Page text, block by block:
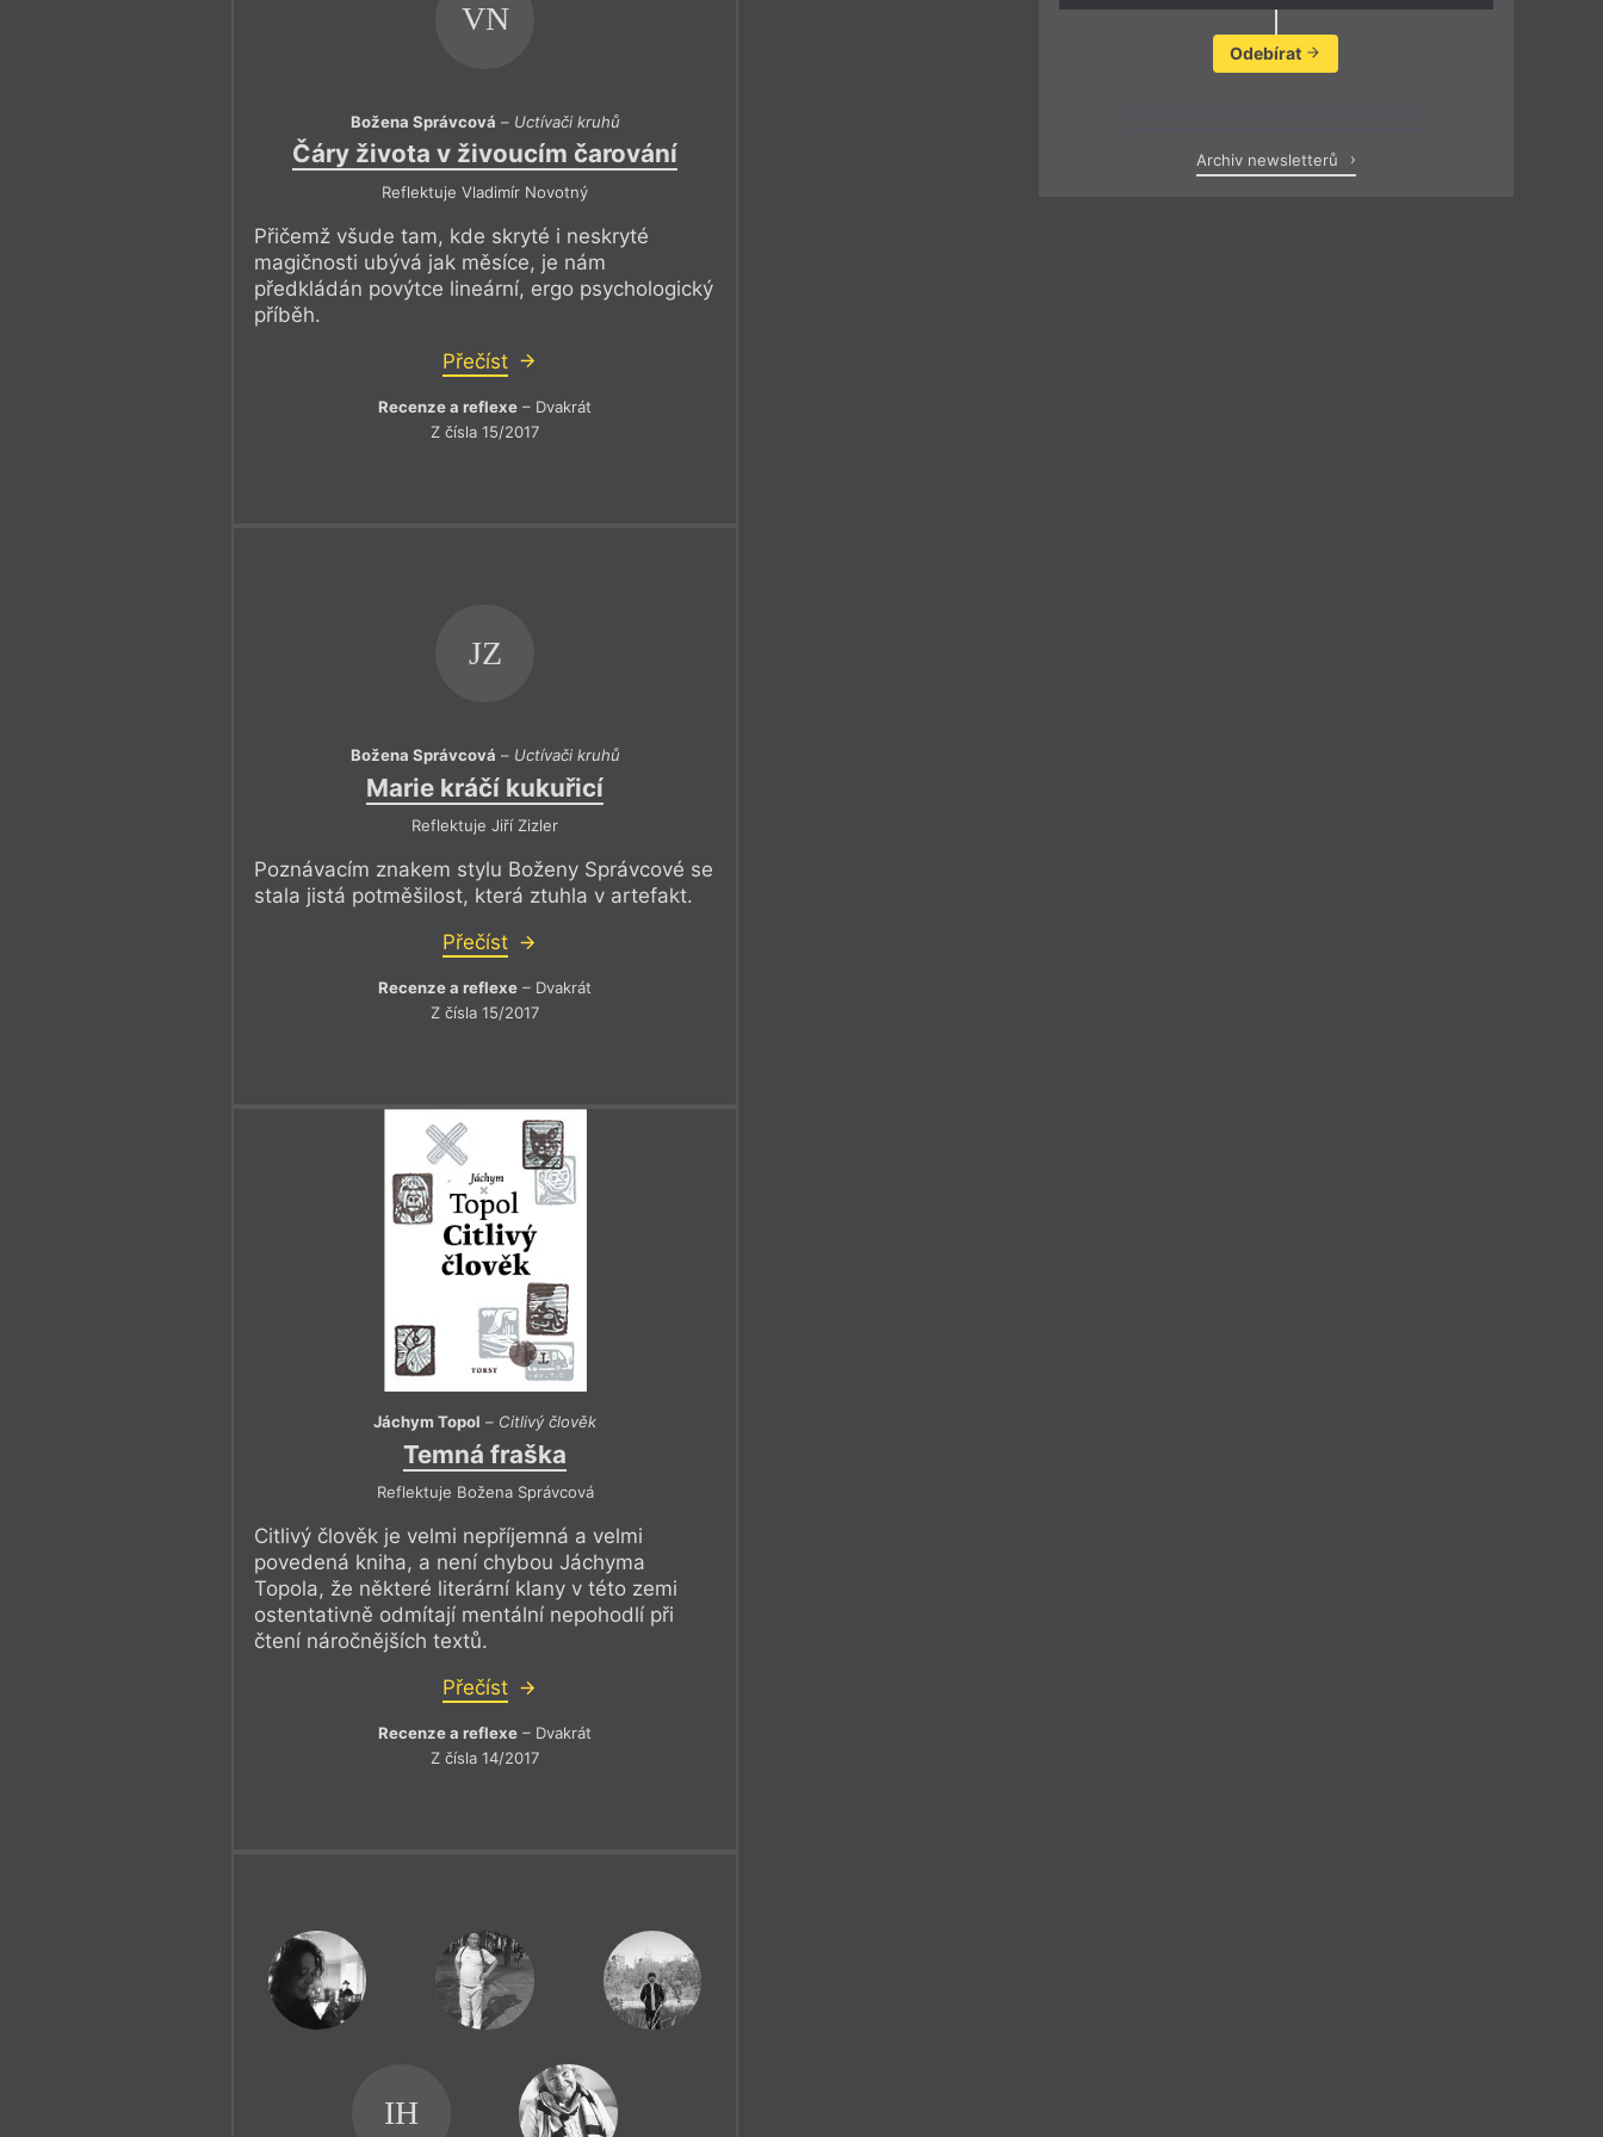
VN
Božena Správcová – Uctívači kruhů
Čáry života v živoucím čarování
Reflektuje Vladimír Novotný
Přičemž všude tam, kde skryté i neskryté
magičnosti ubývá jak měsíce, je nám
předkládán povýtce lineární, ergo psychologický
příběh.
Přečíst
Recenze a reflexe – Dvakrát
Z čísla 15/2017
JZ
Božena Správcová – Uctívači kruhů
Marie kráčí kukuřicí
Reflektuje Jiří Zizler
Poznávacím znakem stylu Boženy Správcové se
stala jistá potměšilost, která ztuhla v artefakt.
Přečíst
Recenze a reflexe – Dvakrát
Z čísla 15/2017
Jáchym Topol – Citlivý člověk
Temná fraška
Reflektuje Božena Správcová
Citlivý člověk je velmi nepříjemná a velmi
povedená kniha, a není chybou Jáchyma
Topola, že některé literární klany v této zemi
ostentativně odmítají mentální nepohodlí při
čtení náročnějších textů.
Přečíst
Recenze a reflexe – Dvakrát
Z čísla 14/2017
IH
Odebírat
Archiv newsletterů